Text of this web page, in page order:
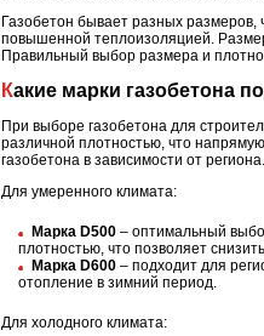
Газобетон бывает разных размеров,
повышенной теплоизоляцией.
Правильный выбор размера и
Какие марки газобетона
При выборе газобетона для
различной плотностью, что
газобетона в зависимости от региона.
Для умеренного климата:
Марка D500 – оптимальный
плотностью, что позволяет
Марка D600 – подходит для
отопление в зимний период.
Для холодного климата: